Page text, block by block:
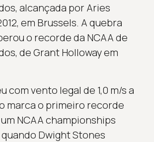
alcançada por Aries
em Brussels. A quebra
o recorde da NCAA de
de Grant Holloway em
com vento legal de 1,0 m/s a
marca o primeiro recorde
NCAA championships
quando Dwight Stones